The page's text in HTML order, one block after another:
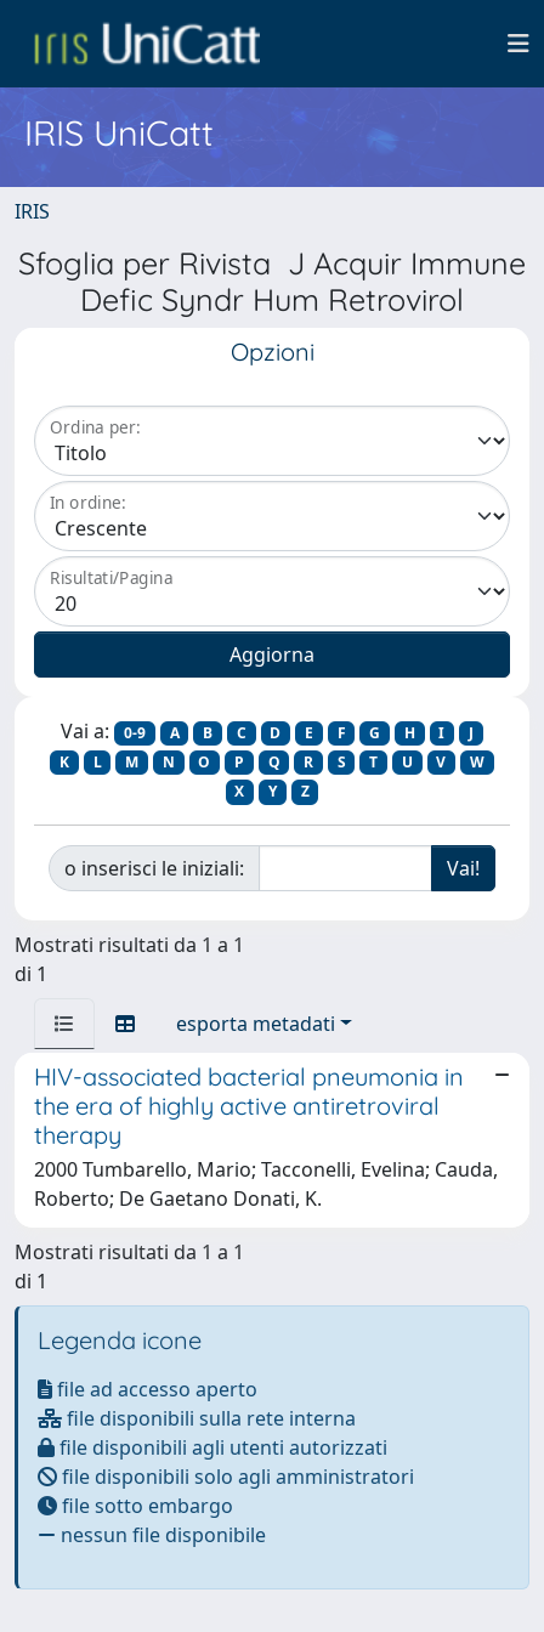
IRIS UniCatt
IRIS
Sfoglia per Rivista J Acquir Immune
Defic Syndr Hum Retrovirol
Opzioni
Ordina per:
In ordine:
Risultati/Pagina
Vai a: 0-9 A B C D E F G H I
J
K
L M N O P Q R S T U V
W
X
Y Z
o inserisci le iniziali:
Mostrati risultati da 1 a 1
di 1
esporta metadati
HIV-associated bacterial pneumonia in
the era of highly active antiretroviral
therapy
2000 Tumbarello, Mario; Tacconelli, Evelina; Cauda,
Roberto; De Gaetano Donati, K.
Mostrati risultati da 1 a 1
di 1
Legenda icone
file ad accesso aperto
file disponibili sulla rete interna
file disponibili agli utenti autorizzati
file disponibili solo agli amministratori
file sotto embargo
nessun file disponibile